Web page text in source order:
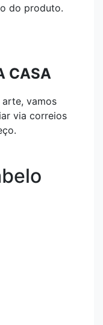
do produto.
CASA
vamos
via correios